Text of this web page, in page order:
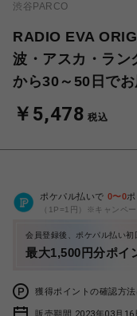
渋谷PARCO
RADIO EVA
波・アスカ・ラン
から30～50日でお
￥5,478 税込
ポケパル払いで 0〜0
（1P=1円）※キャンペー
会員登録後、ポケパル払い初
最大1,500円分ポイ
獲得ポイントの確認方法
販売期間 2023年03月16